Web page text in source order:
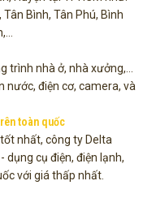
Tân Bình, Tân Phú, Bình
trình nhà ở, nhà xưởng,...
nước, điện cơ, camera, và
toàn quốc
nhất, công ty Delta
dụng cụ điện, điện lạnh,
với giá thấp nhất.